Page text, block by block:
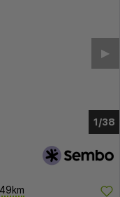
1/30
▶︎